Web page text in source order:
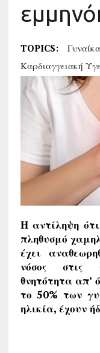
TOPICS: Γυναίκα
Καρδιαγγειακή
Η αντίληψη
πληθυσμό
έχει
νόσος στις
θνητότητα απ’
το 50% των
ηλικία, έχουν